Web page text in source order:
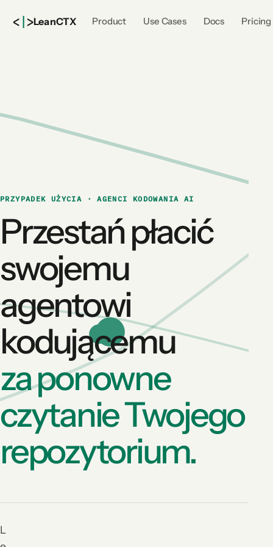
<|>LeanCTX Product Use Cases Docs Pricing
PRZYPADEK UŻYCIA · AGENCI KODOWANIA AI
Przestań płacić
swojemu
agentowi
kodującemu
za ponowne
czytanie Twojego
repozytorium.
L